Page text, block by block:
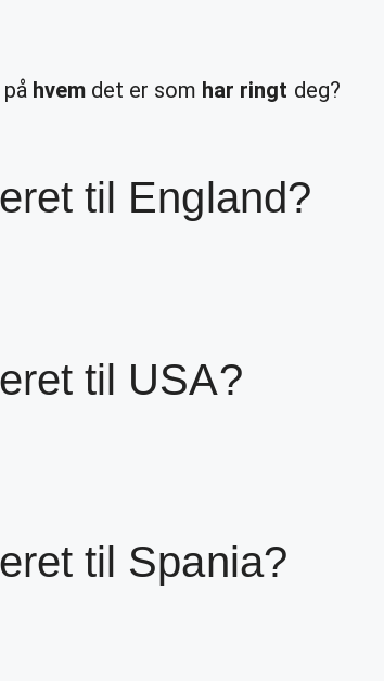
hvem det er som har ringt deg?
til England?
til USA?
til Spania?